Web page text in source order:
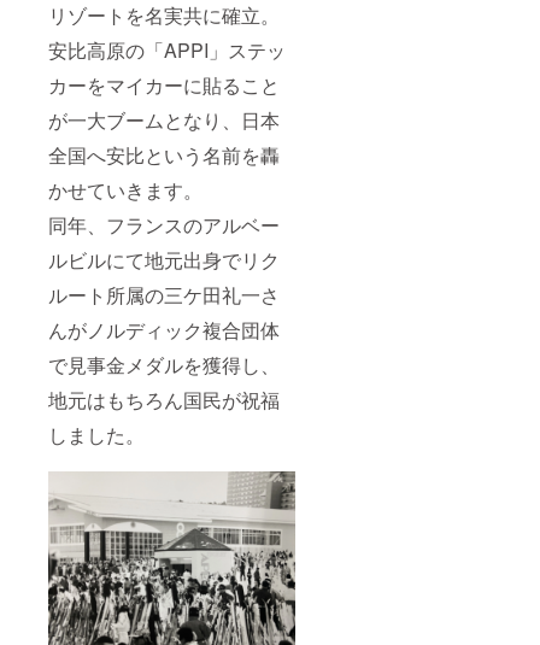
リゾートを名実共に確立。
安比高原の「APPI」ステッ
カーをマイカーに貼ること
が一大ブームとなり、日本
全国へ安比という名前を轟
かせていきます。
同年、フランスのアルベー
ルビルにて地元出身でリク
ルート所属の三ケ田礼一さ
んがノルディック複合団体
で見事金メダルを獲得し、
地元はもちろん国民が祝福
しました。